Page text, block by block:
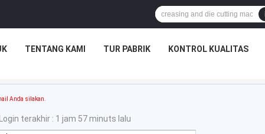
TENTANG KAMI TUR PABRIK KONTROL KUALITAS
Anda silakan.
Login terakhir : 1 jam 57 minuts lalu